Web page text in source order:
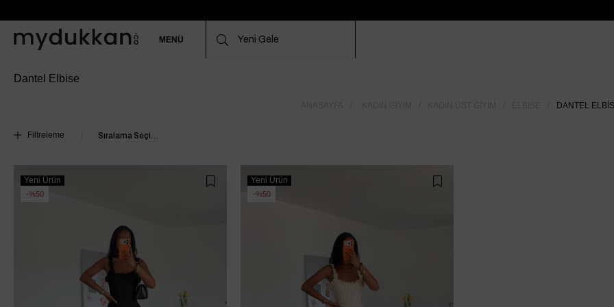
MENÜ
Dantel Elbise
DANTEL
Filtreleme
Yeni Ürün
%50
Yeni Ürün
%50